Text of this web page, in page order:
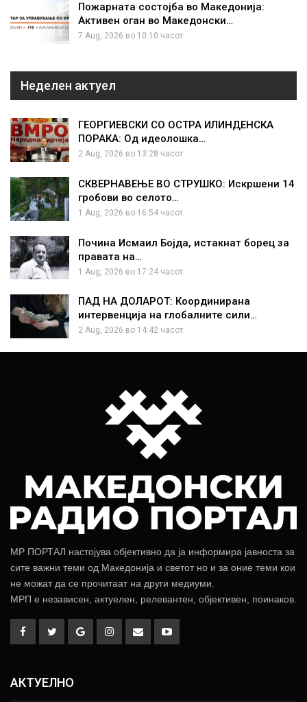
Пожарната состојба во Македонија:
Активен оган во Македонски…
7 Aug, 2026 во 10:10 часот.
Неделен актуел
ГЕОРГИЕВСКИ СО ОСТРА ИЛИНДЕНСКА
ПОРАКА: Од идеолошка…
2 Aug, 2026 во 13:28 часот.
СКВЕРНАВЕЊЕ ВО СТРУШКО: Искршени 14
гробови во селото…
1 Aug, 2026 во 16:54 часот.
Почина Исмаил Бојда, истакнат борец за
правата на…
1 Aug, 2026 во 17:24 часот.
ПАД НА ДОЛАРОТ: Координирана
интервенција на глобалните сили…
2 Aug, 2026 во 14:42 часот.
МР ПОРТАЛ настојува објективно да ја информира јавноста за
сите важни теми од Македонија и светот но и за оние теми кои
не можат да се прочитаат на други медиуми.
МРП е независен, актуелен, релевантен, објективен, поинаков.
АКТУЕЛНО